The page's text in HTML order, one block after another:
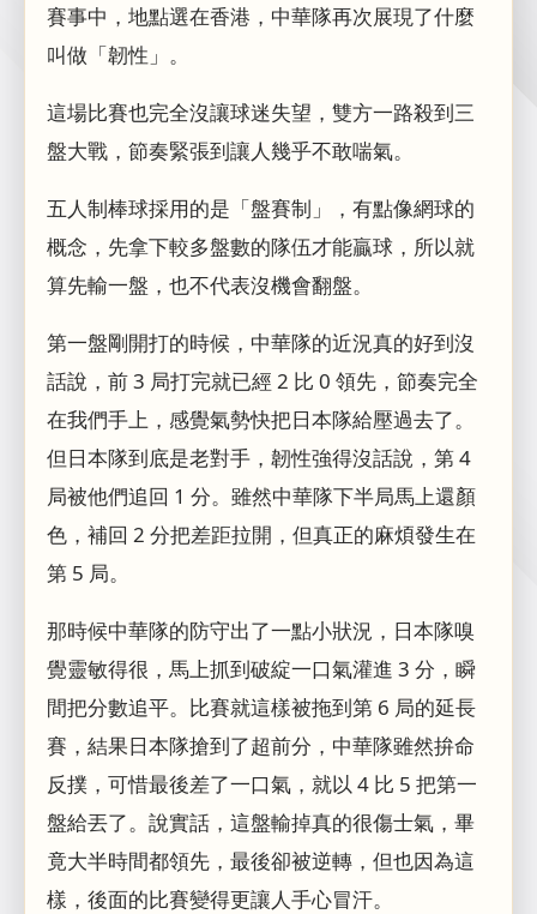
賽事中，地點選在香港，中華隊再次展現了什麼
叫做「韌性」。
這場比賽也完全沒讓球迷失望，雙方一路殺到三
盤大戰，節奏緊張到讓人幾乎不敢喘氣。
五人制棒球採用的是「盤賽制」，有點像網球的
概念，先拿下較多盤數的隊伍才能贏球，所以就
算先輸一盤，也不代表沒機會翻盤。
第一盤剛開打的時候，中華隊的近況真的好到沒
話說，前 3 局打完就已經 2 比 0 領先，節奏完全
在我們手上，感覺氣勢快把日本隊給壓過去了。
但日本隊到底是老對手，韌性強得沒話說，第 4
局被他們追回 1 分。雖然中華隊下半局馬上還顏
色，補回 2 分把差距拉開，但真正的麻煩發生在
第 5 局。
那時候中華隊的防守出了一點小狀況，日本隊嗅
覺靈敏得很，馬上抓到破綻一口氣灌進 3 分，瞬
間把分數追平。比賽就這樣被拖到第 6 局的延長
賽，結果日本隊搶到了超前分，中華隊雖然拚命
反撲，可惜最後差了一口氣，就以 4 比 5 把第一
盤給丟了。說實話，這盤輸掉真的很傷士氣，畢
竟大半時間都領先，最後卻被逆轉，但也因為這
樣，後面的比賽變得更讓人手心冒汗。